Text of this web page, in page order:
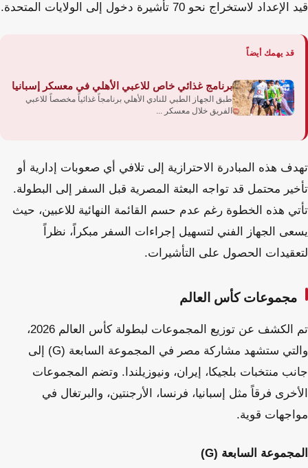
قيد الإعداد لاستخراج نحو 70 تأشيرة دخول إلى الولايات المتحدة.
قد يهمك أيضاً
برنامج غذائي خاص للاعبي الأهلي في معسكر إسبانيا
طبق الجهاز الطبي للنادي الأهلي برنامجاً غذائياً مخصصاً للاعبي
الفريق خلال معسكر ...
تهدف هذه المبادرة الاحترازية إلى تلافي أي صعوبات إدارية أو
تأخير محتمل قد تواجه البعثة المصرية قبل السفر إلى البطولة.
تأتي هذه الخطوة رغم عدم حسم القائمة النهائية للاعبين، حيث
يسعى الجهاز الفني لتسهيل إجراءات السفر مبكراً، نظراً
لتعقيدات الحصول على التأشيرات.
مجموعات كأس العالم
تم الكشف عن توزيع المجموعات لبطولة كأس العالم 2026،
والتي ستشهد مشاركة مصر في المجموعة السابعة (G) إلى
جانب منتخبات بلجيكا، إيران، ونيوزيلندا. وتضم المجموعات
الأخرى فرقاً مثل إسبانيا، فرنسا، الأرجنتين، والبرتغال في
مواجهات قوية.
المجموعة السابعة (G)